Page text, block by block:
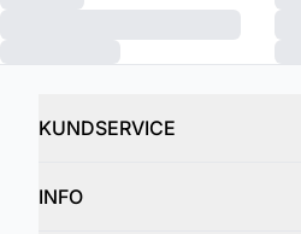
KUNDSERVICE
INFO